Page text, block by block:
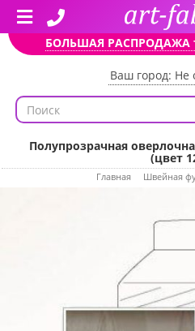
БОЛЬШАЯ РАСПРОДАЖА
Ваш город: Не
Полупрозрачная
(цвет
Главная Швейная